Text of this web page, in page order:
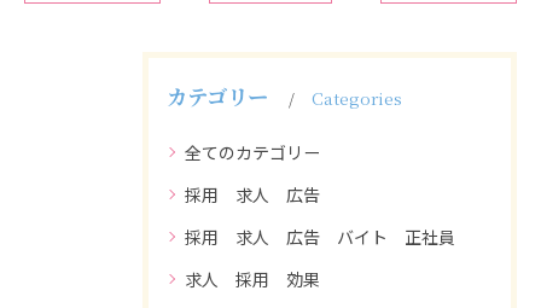
カテゴリー Categories
全てのカテゴリー
採用 求人 広告
採用 求人 広告 バイト 正社員
求人 採用 効果